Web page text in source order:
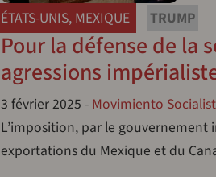
ÉTATS-UNIS, MEXIQUE TRUMP
Pour la défense de la
agressions
3 février 2025 - Movimiento
L’imposition, par le
exportations du Mexique et du